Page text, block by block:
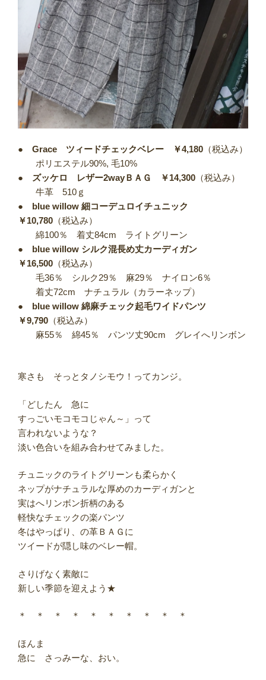
● Grace ツィードチェックベレー ￥4,180 （税込み）
ポリエステル90%, 毛10%
●
ズッケロ レザー2wayＢＡＧ ￥14,300 （税込み）
牛革 510ｇ
● blue willow 細コーデュロイチュニック
￥10,780 （税込み）
綿100％ 着丈84cm ライトグリーン
● blue willow シルク混長め丈カーディガン
￥16,500 （税込み）
毛36％ シルク29％ 麻29％ ナイロン6％
着丈72cm ナチュラル（カラーネップ）
● blue willow 綿麻チェック起毛ワイドパンツ
￥9,790 （税込み）
麻55％ 綿45％ パンツ丈90cm グレイへリンボン
寒さも そっとタノシモウ！ってカンジ。
「どしたん 急に
すっごいモコモコじゃん～」って
言われないような？
淡い色合いを組み合わせてみました。
チュニックのライトグリーンも柔らかく
ネップがナチュラルな厚めのカーディガンと
実はへリンボン折柄のある
軽快なチェックの楽パンツ
冬はやっぱり、の革ＢＡＧに
ツイードが隠し味のベレー帽。
さりげなく素敵に
新しい季節を迎えよう★
＊ ＊ ＊ ＊ ＊ ＊ ＊ ＊ ＊ ＊
ほんま
急に さっみーな、おい。